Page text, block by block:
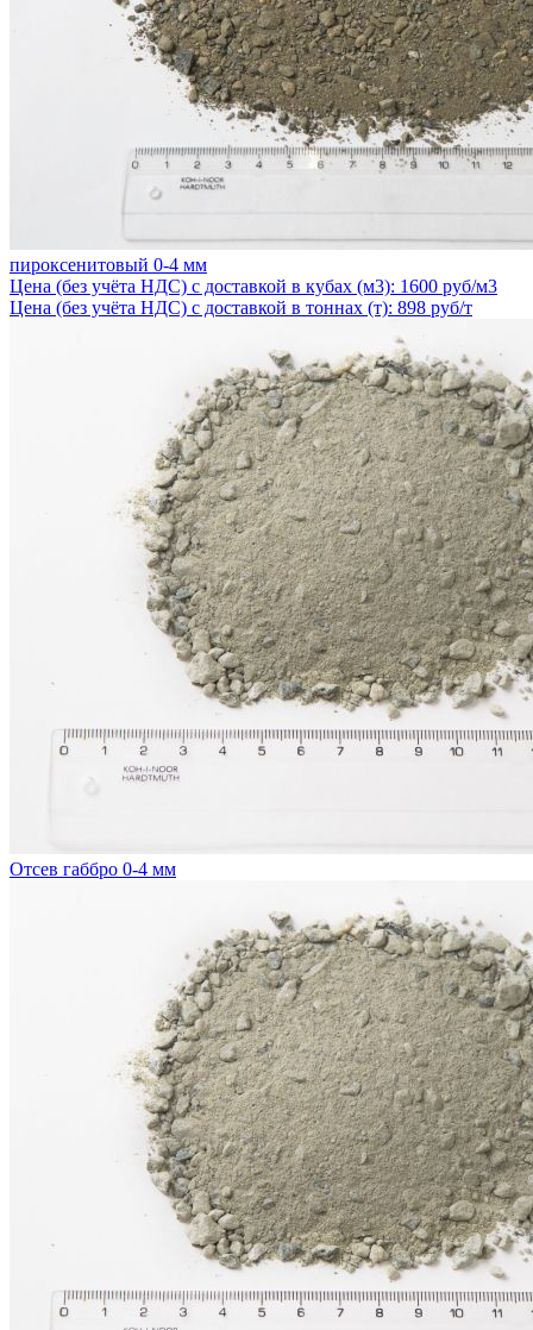
пироксенитовый 0-4 мм
Цена (без учёта НДС) с доставкой в кубах (м3): 1600 руб/м3
Цена (без учёта НДС) с доставкой в тоннах (т): 898 руб/т
Отсев габбро 0-4 мм